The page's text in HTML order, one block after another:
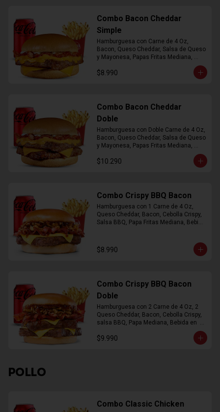
Combo Bacon Cheddar
Simple
Hamburguesa con Carne de 4 Oz,
Bacon, Queso Cheddar, Salsa de Queso
y Mayonesa, Papas Fritas Mediana,
$8.990
Combo Bacon Cheddar
Doble
Hamburguesa con Doble Carne de 4 Oz,
Bacon, Queso Cheddar, Salsa de Queso
y Mayonesa, Papas Fritas Mediana,
$10.290
Combo Crispy BBQ Bacon
Hamburguesa con 1 Carne de 4 Oz,
Queso Cheddar, Bacon, Cebolla Crispy,
Salsa BBQ, Papa Fritas Mediana, Bebida
$8.990
Combo Crispy BBQ Bacon
Doble
Hamburguesa con 2 Carne de 4 Oz, 2
Queso Cheddar, Bacon, Cebolla Crispy,
salsa BBQ, Papa Mediana, Bebida en
$9.990
POLLO
Combo Classic Chicken